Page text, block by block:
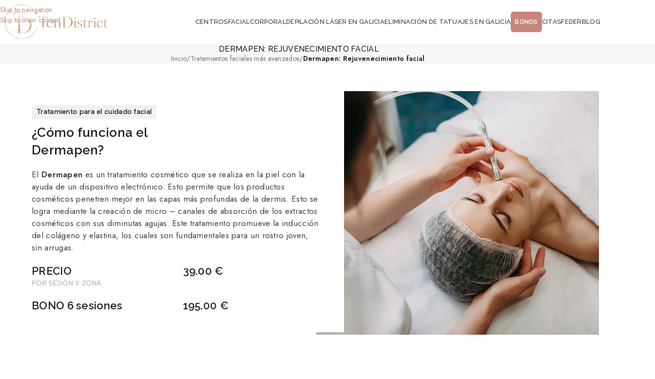
Skip to navigation
Skip to main content
CENTROSFACIALCORPORALDEPILACIÓN LÁSER EN GALICIAELIMINACIÓN DE TATUAJES EN GALICIA BONOS CITASFEDERBLOG
DERMAPEN: REJUVENECIMIENTO FACIAL
Inicio/Tratamientos faciales más avanzados/Dermapen: Rejuvenecimiento facial
Tratamiento para el cuidado facial
¿Cómo funciona el
Dermapen?
El Dermapen es un tratamiento cosmético que se realiza en la piel con la
ayuda de un dispositivo electrónico. Esto permite que los productos
cosméticos penetren mejor en las capas más profundas de la dermis. Esto se
logra mediante la creación de micro – canales de absorción de los extractos
cosméticos con sus diminutas agujas. Este tratamiento promueve la inducción
del colágeno y elastina, los cuales son fundamentales para un rostro joven,
sin arrugas.
PRECIO
POR SESIÓN Y ZONA
39.00 €
BONO 6 sesiones 195.00 €